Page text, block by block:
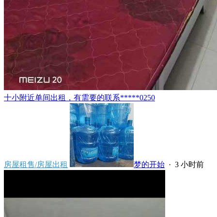
十小附近单间出租，有需要的联系*****0250
房屋租售/房屋出租 梦的开始 · 3 小时前